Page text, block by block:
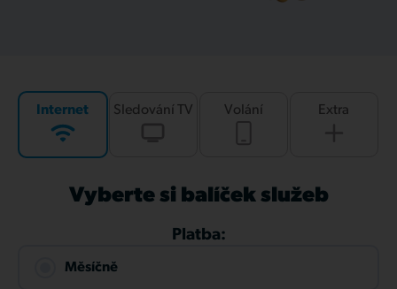
Internet Sledování TV Volání Extra
Vyberte si balíček služeb
Platba:
Měsíčně